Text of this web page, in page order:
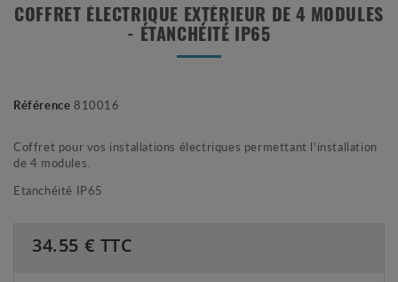
COFFRET ÉLECTRIQUE EXTÉRIEUR DE 4 MODULES
- ÉTANCHÉITÉ IP65
Référence 810016
Coffret pour vos installations électriques permettant l'installation
de 4 modules.
Etanchéité IP65
34.55 € TTC